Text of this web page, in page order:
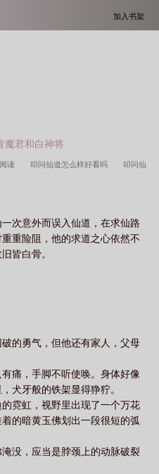
加入书架
魔君和白神将
读 叩问仙道怎么样好看吗 叩问仙
仙道无弹窗 叩问仙道剧情大纲 叩问
叩问仙道最新章节 叩问仙道在线阅
次意外而误入仙道，在求仙路
重险阻，他的求道之心依然不
皆白骨。
的勇气，但他还有家人，父母
痛，手脚不听使唤。身体好像
犬牙般的铁架显得狰狞。
霓虹，视野里出现了一个万花
的暗黄玉佛划出一段很短的弧
没，应当是脖颈上的动脉破裂